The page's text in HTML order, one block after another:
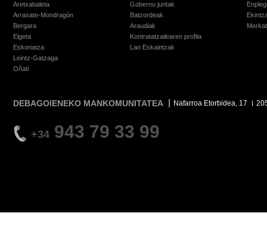
Aretxabaleta
Arrasate-Mondragón
Bergara
Elgeta
Eskoriatza
Leintz-Gatzaga
Oñati
Gobernu juntak
Batzordeak
Araudiak
Kontratatzailearen profila
Lan Eskaintzak
DEBAGOIENEKO MANKOMUNITATEA Nafarroa Etorbidea, 17
+34 943 79 33 99